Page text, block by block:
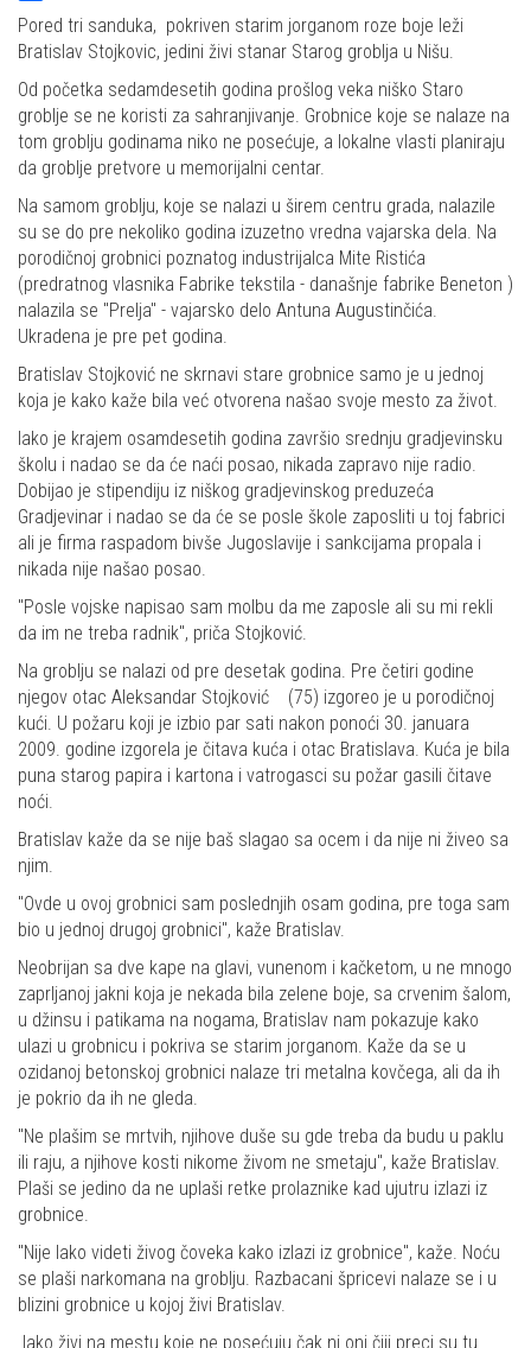
Share
Pored tri sanduka, pokriven starim jorganom roze boje leži
Bratislav Stojkovic, jedini živi stanar Starog groblja u Nišu.
Od početka sedamdesetih godina prošlog veka niško Staro
groblje se ne koristi za sahranjivanje. Grobnice koje se nalaze na
tom groblju godinama niko ne posećuje, a lokalne vlasti planiraju
da groblje pretvore u memorijalni centar.
Na samom groblju, koje se nalazi u širem centru grada, nalazile
su se do pre nekoliko godina izuzetno vredna vajarska dela. Na
porodičnoj grobnici poznatog industrijalca Mite Ristića
(predratnog vlasnika Fabrike tekstila - današnje fabrike Beneton )
nalazila se "Prelja" - vajarsko delo Antuna Augustinčića.
Ukradena je pre pet godina.
Bratislav Stojković ne skrnavi stare grobnice samo je u jednoj
koja je kako kaže bila već otvorena našao svoje mesto za život.
Iako je krajem osamdesetih godina završio srednju gradjevinsku
školu i nadao se da će naći posao, nikada zapravo nije radio.
Dobijao je stipendiju iz niškog gradjevinskog preduzeća
Gradjevinar i nadao se da će se posle škole zaposliti u toj fabrici
ali je firma raspadom bivše Jugoslavije i sankcijama propala i
nikada nije našao posao.
"Posle vojske napisao sam molbu da me zaposle ali su mi rekli
da im ne treba radnik", priča Stojković.
Na groblju se nalazi od pre desetak godina. Pre četiri godine
njegov otac Aleksandar Stojković (75) izgoreo je u porodičnoj
kući. U požaru koji je izbio par sati nakon ponoći 30. januara
2009. godine izgorela je čitava kuća i otac Bratislava. Kuća je bila
puna starog papira i kartona i vatrogasci su požar gasili čitave
noći.
Bratislav kaže da se nije baš slagao sa ocem i da nije ni živeo sa
njim.
"Ovde u ovoj grobnici sam poslednjih osam godina, pre toga sam
bio u jednoj drugoj grobnici", kaže Bratislav.
Neobrijan sa dve kape na glavi, vunenom i kačketom, u ne mnogo
zaprljanoj jakni koja je nekada bila zelene boje, sa crvenim šalom,
u džinsu i patikama na nogama, Bratislav nam pokazuje kako
ulazi u grobnicu i pokriva se starim jorganom. Kaže da se u
ozidanoj betonskoj grobnici nalaze tri metalna kovčega, ali da ih
je pokrio da ih ne gleda.
"Ne plašim se mrtvih, njihove duše su gde treba da budu u paklu
ili raju, a njihove kosti nikome živom ne smetaju", kaže Bratislav.
Plaši se jedino da ne uplaši retke prolaznike kad ujutru izlazi iz
grobnice.
"Nije lako videti živog čoveka kako izlazi iz grobnice", kaže. Noću
se plaši narkomana na groblju. Razbacani špricevi nalaze se i u
blizini grobnice u kojoj živi Bratislav.
Iako živi na mestu koje ne posećuju čak ni oni čiji preci su tu